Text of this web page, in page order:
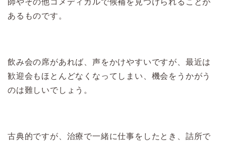
あるものです。
飲み会の席があれば、声をかけやすいですが、最近は
歓迎会もほとんどなくなってしまい、機会をうかがう
のは難しいでしょう。
古典的ですが、治療で一緒に仕事をしたとき、詰所で